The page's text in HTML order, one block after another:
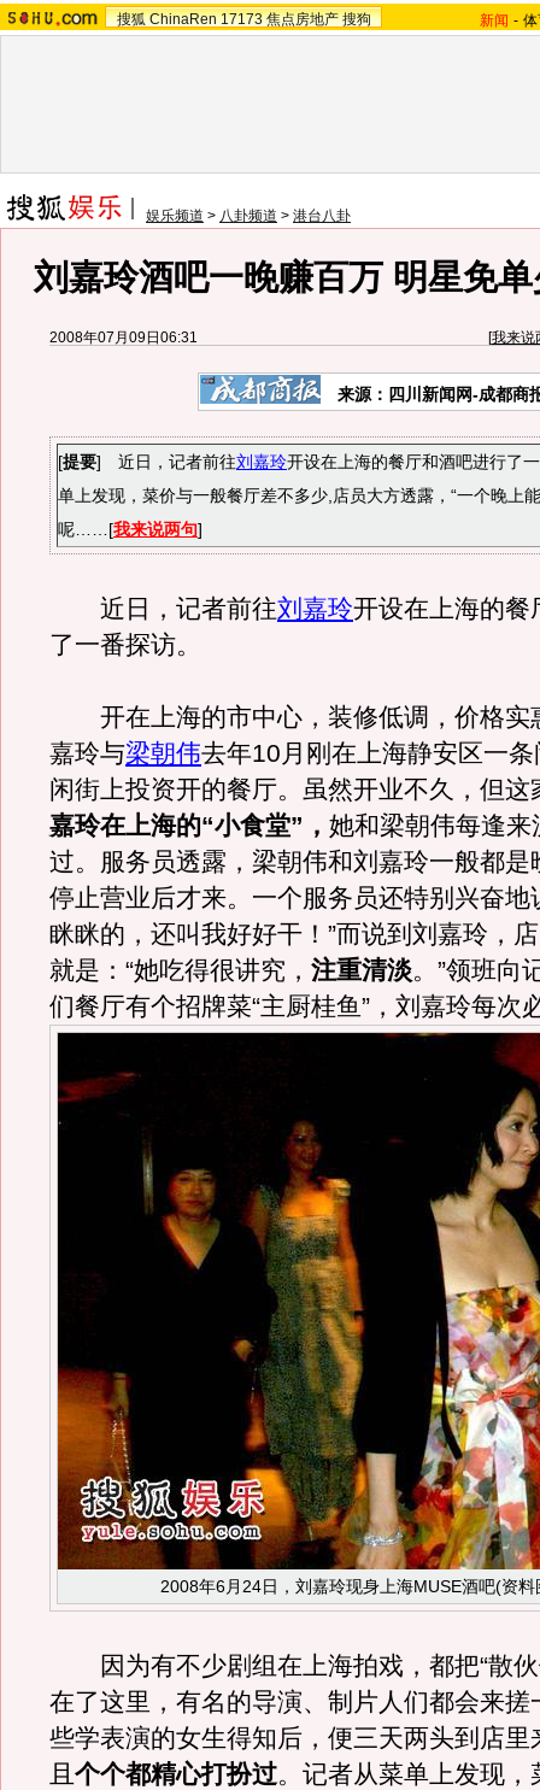
搜狐 ChinaRen 17173 焦点房地产 搜狗 新闻 -
娱乐频道 > 八卦频道 > 港台八卦
刘嘉玲酒吧一晚赚百万 明星免
2008年07月09日06:31 [我来说
来源：四川新闻网-成都商
[提要] 近日，记者前往刘嘉玲开设在上海的餐厅和酒吧进行了
单上发现，菜价与一般餐厅差不多少,店员大方透露，“一个晚上
呢……[我来说两句]
近日，记者前往刘嘉玲开设在上海的餐
了一番探访。
开在上海的市中心，装修低调，价格实
嘉玲与梁朝伟去年10月刚在上海静安区一
闲街上投资开的餐厅。虽然开业不久，但这
嘉玲在上海的“小食堂”， 她和梁朝伟每逢来
过。服务员透露，梁朝伟和刘嘉玲一般都是
停止营业后才来。一个服务员还特别兴奋地
眯眯的，还叫我好好干！”而说到刘嘉玲，
就是：“她吃得很讲究， 注重清淡。”领班向
们餐厅有个招牌菜“主厨桂鱼”，刘嘉玲每次
2008年6月24日，刘嘉玲现身上海MUSE酒吧(资料
因为有不少剧组在上海拍戏，都把“散伙
在了这里，有名的导演、制片人们都会来搓
些学表演的女生得知后，便三天两头到店里
且个个都精心打扮过。记者从菜单上发现，